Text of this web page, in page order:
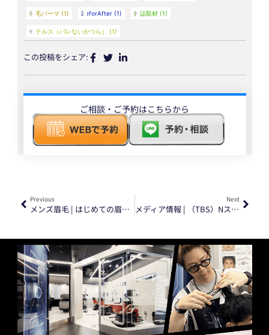
眉毛パーマ (1) BeforAfter (1) 雑誌取材 (1)
ステルス（バレないかつら） (1)
この投稿をシェア:
ご相談・ご予約はこちらから
Previous
メンズ眉毛 | はじめての眉毛サロンは、1ミリ単位の品質で。〈はじめまして割 実施中〉
Next
メディア情報 | （TBS）Nスタでイケメン製作所 銀座本店をご紹介いただきました